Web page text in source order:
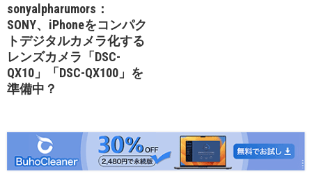
sonyalpharumors：
SONY、iPhoneをコンパク
トデジタルカメラ化する
レンズカメラ「DSC-
QX10」「DSC-QX100」を
準備中？